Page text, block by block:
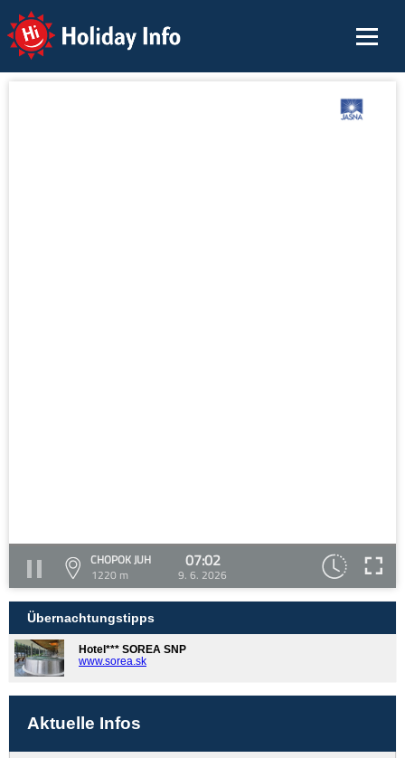
Holiday Info
CHOPOK JUH
1220 m
07:02
9. 6. 2026
Übernachtungstipps
Hotel*** SOREA SNP
www.sorea.sk
Aktuelle Infos